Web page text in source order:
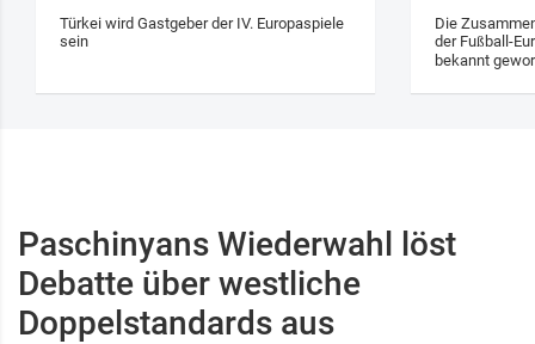
Türkei wird Gastgeber der IV. Europaspiele
sein
Die
der Fußball-
bekannt
Paschinyans Wiederwahl löst
Debatte über westliche
Doppelstandards aus